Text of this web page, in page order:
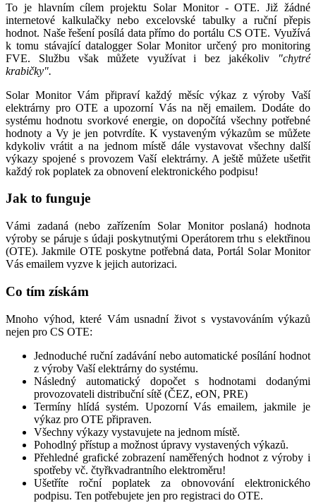
To je hlavním cílem projektu Solar Monitor - OTE. Již žádné
internetové kalkulačky nebo excelovské tabulky a ruční přepis
hodnot. Naše řešení posílá data přímo do portálu CS OTE. Využívá
k tomu stávající datalogger Solar Monitor určený pro monitoring
FVE. Službu však můžete využívat i bez jakékoliv
"chytré
krabičky".
Solar Monitor Vám připraví každý měsíc výkaz z výroby Vaší
elektrárny pro OTE a upozorní Vás na něj emailem. Dodáte do
systému hodnotu svorkové energie, on dopočítá všechny potřebné
hodnoty a Vy je jen potvrdíte. K vystaveným výkazům se můžete
kdykoliv vrátit a na jednom místě dále vystavovat všechny další
výkazy spojené s provozem Vaší elektrárny. A ještě můžete ušetřit
každý rok poplatek za obnovení elektronického podpisu!
Jak to funguje
Vámi zadaná (nebo zařízením Solar Monitor poslaná) hodnota
výroby se páruje s údaji poskytnutými Operátorem trhu s elektřinou
(OTE). Jakmile OTE poskytne potřebná data, Portál Solar Monitor
Vás emailem vyzve k jejich autorizaci.
Co tím získám
Mnoho výhod, které Vám usnadní život s vystavováním výkazů
nejen pro CS OTE:
Jednoduché ruční zadávání nebo automatické posílání hodnot
z výroby Vaší elektrárny do systému.
Následný automatický dopočet s hodnotami dodanými
provozovateli distribuční sítě (ČEZ, eON, PRE)
Termíny hlídá systém. Upozorní Vás emailem, jakmile je
výkaz pro OTE připraven.
Všechny výkazy vystavujete na jednom místě.
Pohodlný přístup a možnost úpravy vystavených výkazů.
Přehledné grafické zobrazení naměřených hodnot z výroby i
spotřeby vč. čtyřkvadrantního elektroměru!
Ušetříte roční poplatek za obnovování elektronického
podpisu. Ten potřebujete jen pro registraci do OTE.